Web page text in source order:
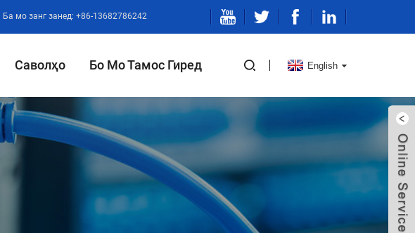
Ба мо занг занед: +86-13682786242
Саволҳо Бо Мо Тамос Гиред English